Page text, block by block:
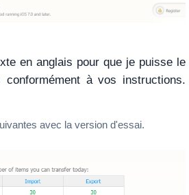
en anglais pour que je puisse le
conformément à vos instructions.
avec la version d'essai.